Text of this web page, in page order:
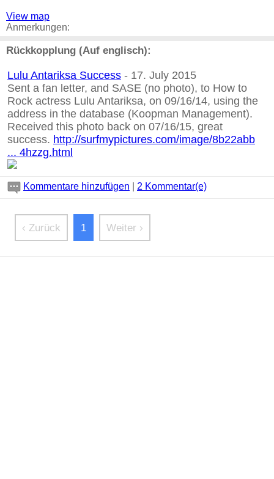
View map
Anmerkungen:
Rückkopplung (Auf englisch):
Lulu Antariksa Success - 17. July 2015
Sent a fan letter, and SASE (no photo), to How to
Rock actress Lulu Antariksa, on 09/16/14, using the
address in the database (Koopman Management).
Received this photo back on 07/16/15, great
success. http://surfmypictures.com/image/8b22abb
... 4hzzg.html
Kommentare hinzufügen 2 Kommentar(e)
‹ Zurück 1 Weiter ›